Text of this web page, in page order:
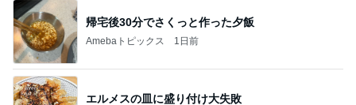
帰宅後30分でさくっと作った夕飯
Amebaトピックス 1日前
エルメスの皿に盛り付け大失敗